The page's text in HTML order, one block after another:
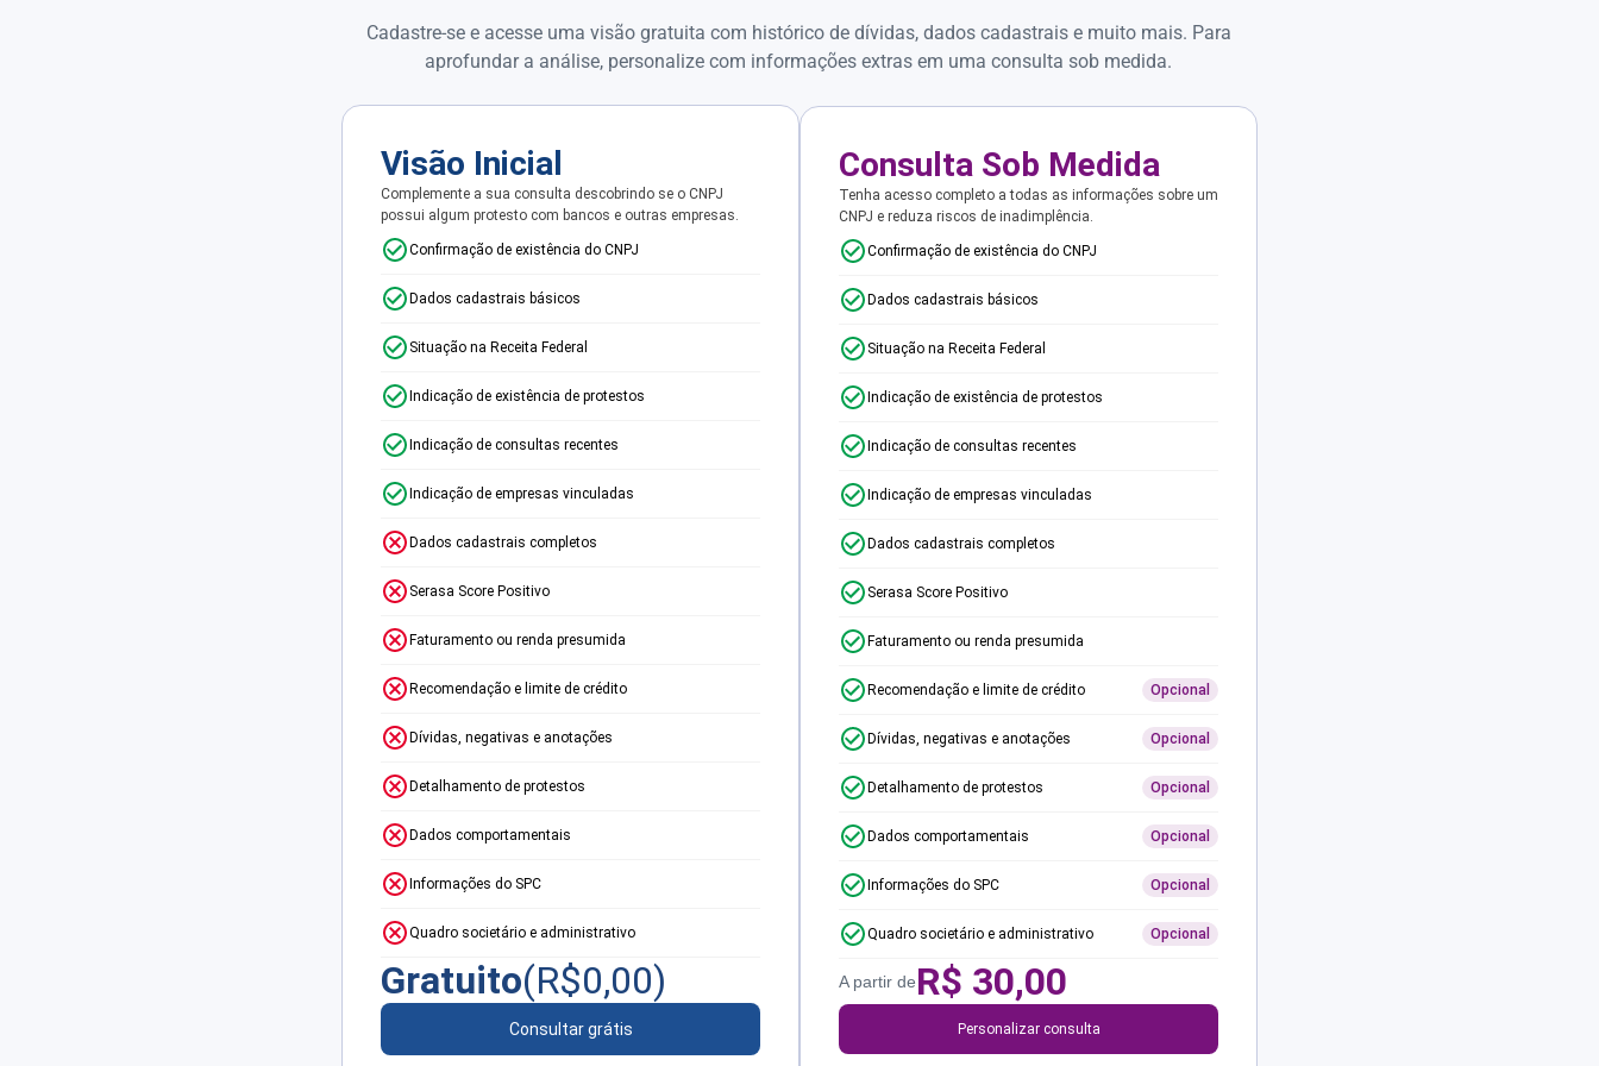
Cadastre-se e acesse uma visão gratuita com histórico de dívidas, dados cadastrais e muito mais. Para
aprofundar a análise, personalize com informações extras em uma consulta sob medida.
Visão Inicial
Complemente a sua consulta descobrindo se o CNPJ
possui algum protesto com bancos e outras empresas.
Confirmação de existência do CNPJ
Dados cadastrais básicos
Situação na Receita Federal
Indicação de existência de protestos
Indicação de consultas recentes
Indicação de empresas vinculadas
Dados cadastrais completos
Serasa Score Positivo
Faturamento ou renda presumida
Recomendação e limite de crédito
Dívidas, negativas e anotações
Detalhamento de protestos
Dados comportamentais
Informações do SPC
Quadro societário e administrativo
Gratuito(R$0,00)
Consultar grátis
Consulta Sob Medida
Tenha acesso completo a todas as informações sobre um
CNPJ e reduza riscos de inadimplência.
Confirmação de existência do CNPJ
Dados cadastrais básicos
Situação na Receita Federal
Indicação de existência de protestos
Indicação de consultas recentes
Indicação de empresas vinculadas
Dados cadastrais completos
Serasa Score Positivo
Faturamento ou renda presumida
Recomendação e limite de crédito Opcional
Dívidas, negativas e anotações Opcional
Detalhamento de protestos Opcional
Dados comportamentais Opcional
Informações do SPC Opcional
Quadro societário e administrativo Opcional
A partir deR$ 30,00
Personalizar consulta